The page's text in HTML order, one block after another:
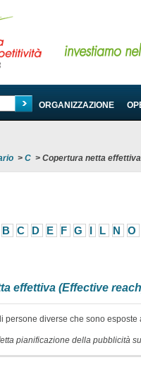
ORGANIZZAZIONE
> C > Copertura netta
B C D E F G I L N O
effettiva (Effective
persone diverse che sono
pianificazione della pubblicità